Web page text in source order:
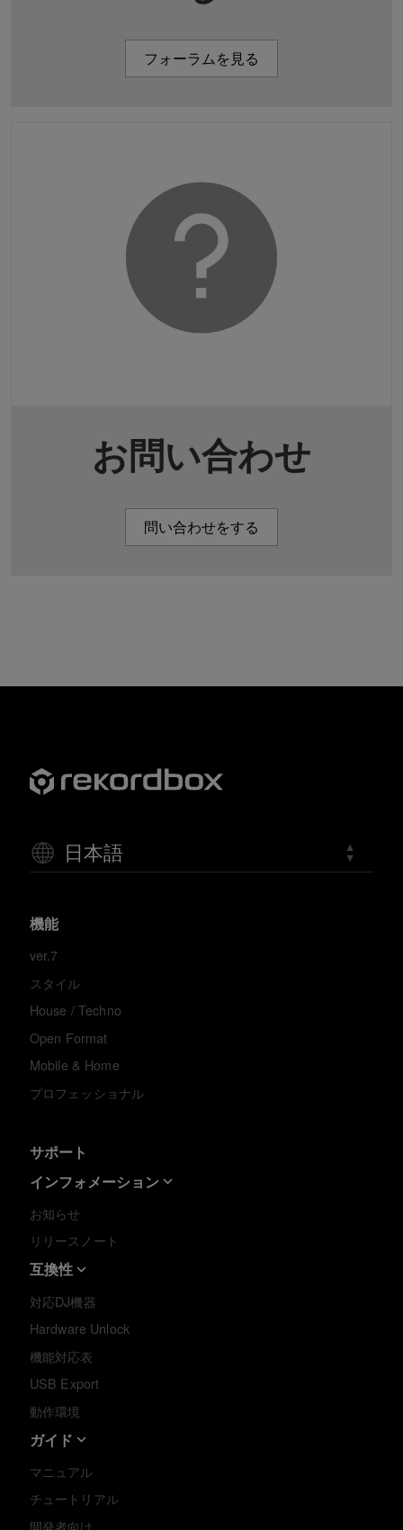
フォーラムを見る
お問い合わせ
問い合わせをする
日本語
機能
ver.7
スタイル
House / Techno
Open Format
Mobile & Home
プロフェッショナル
サポート
インフォメーション
お知らせ
リリースノート
互換性
対応DJ機器
Hardware Unlock
機能対応表
USB Export
動作環境
ガイド
マニュアル
チュートリアル
開発者向け